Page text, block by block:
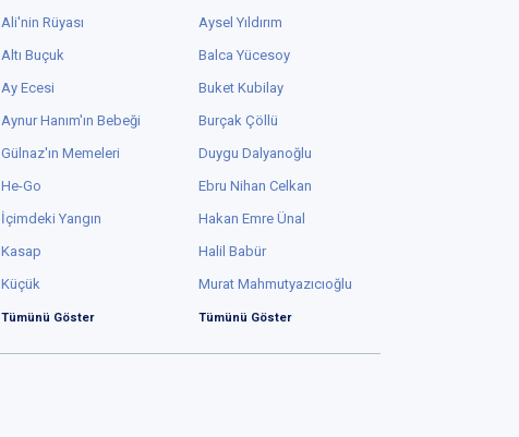
Ali'nin Rüyası
Altı Buçuk
Ay Ecesi
Aynur Hanım'ın Bebeği
Gülnaz'ın Memeleri
He-Go
İçimdeki Yangın
Kasap
Küçük
Tümünü Göster
Aysel Yıldırım
Balca Yücesoy
Buket Kubilay
Burçak Çöllü
Duygu Dalyanoğlu
Ebru Nihan Celkan
Hakan Emre Ünal
Halil Babür
Murat Mahmutyazıcıoğlu
Tümünü Göster